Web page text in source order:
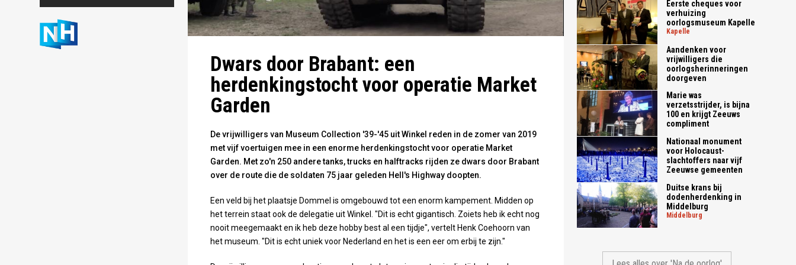
Maps correctly. See the
Dwars door Brabant: een
herdenkingstocht voor operatie Market
Garden
De vrijwilligers van Museum Collection '39-'45 uit Winkel reden in de zomer van 2019
met vijf voertuigen mee in een enorme herdenkingstocht voor operatie Market
Garden. Met zo'n 250 andere tanks, trucks en halftracks rijden ze dwars door Brabant
over de route die de soldaten 75 jaar geleden Hell's Highway doopten.
Een veld bij het plaatsje Dommel is omgebouwd tot een enorm kampement. Midden op
het terrein staat ook de delegatie uit Winkel. "Dit is echt gigantisch. Zoiets heb ik echt nog
nooit meegemaakt en ik heb deze hobby best al een tijdje", vertelt Henk Coehoorn van
het museum. "Dit is echt uniek voor Nederland en het is een eer om erbij te zijn."
Eerste cheques voor
verhuizing
oorlogsmuseum Kapelle
kapelle
Aandenken voor
vrijwilligers die
oorlogsherinneringen
doorgeven
Marie was
verzetsstrijder, is bijna
100 en krijgt Zeeuws
compliment
Nationaal monument
voor Holocaust-
slachtoffers naar vijf
Zeeuwse gemeenten
Duitse krans bij
dodenherdenking in
Middelburg
middelburg